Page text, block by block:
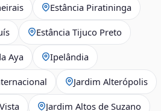
Estância Piratininga
Estância Tijuco Preto
Aya Ipelândia
Jardim Alterópolis
Jardim Altos de Suzano